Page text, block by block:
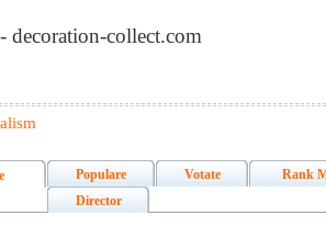
decoration-collect.com
Populare Votate
Rank
Director